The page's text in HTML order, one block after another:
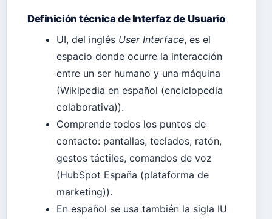
Definición técnica de Interfaz de Usuario
UI, del inglés User Interface, es el
espacio donde ocurre la interacción
entre un ser humano y una máquina
(Wikipedia en español (enciclopedia
colaborativa)).
Comprende todos los puntos de
contacto: pantallas, teclados, ratón,
gestos táctiles, comandos de voz
(HubSpot España (plataforma de
marketing)).
En español se usa también la sigla IU